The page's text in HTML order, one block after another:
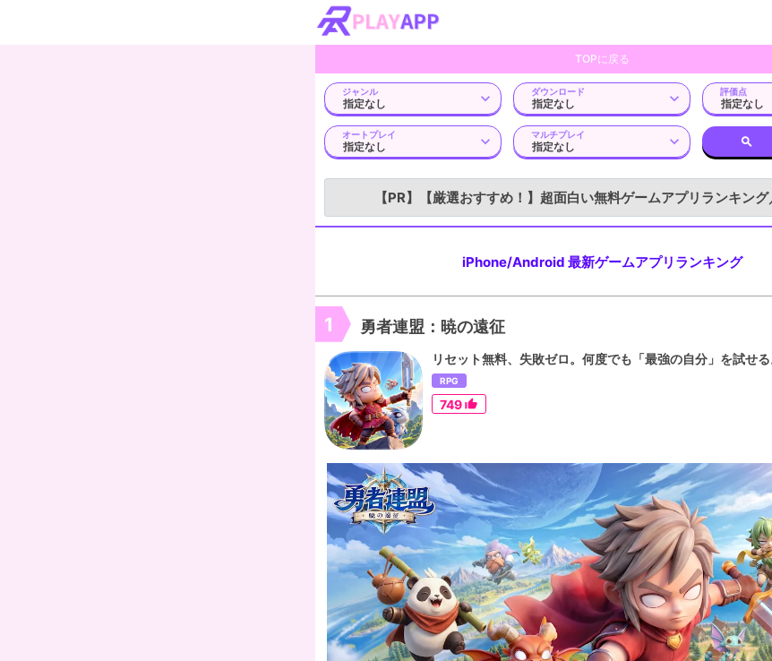
TOPに戻る
ジャンル ダウンロード 評価点
オートプレイ マルチプレイ
【PR】【厳選おすすめ！】超面白い無料ゲームアプリランキン
iPhone/Android 最新ゲームアプリランキング
1 勇者連盟：暁の遠征
リセット無料、失敗ゼロ。何度でも「最強の自分」を試せる
RPG
749thumb_up_alt